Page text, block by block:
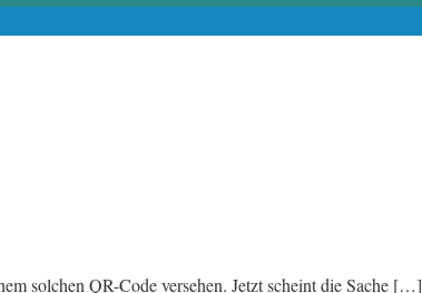
solchen QR-Code versehen. Jetzt scheint die Sache […]